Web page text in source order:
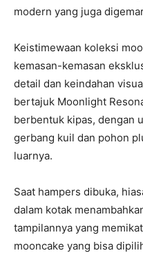
modern yang juga
Keistimewaan koleksi
kemasan-kemasan
detail dan keindahan
bertajuk Moonlight
berbentuk kipas, dengan
gerbang kuil dan pohon
luarnya.
Saat hampers dibuka,
dalam kotak
tampilannya yang
mooncake yang bisa